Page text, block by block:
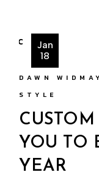
Jan
18
DAWN
STYLE
YOU TO
YEAR